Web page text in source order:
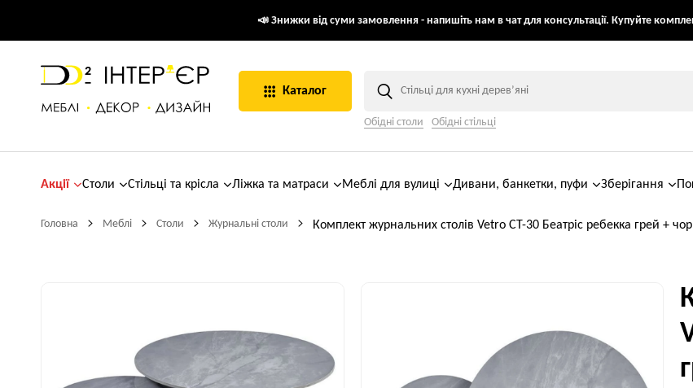
📣 Знижки від суми замовлення - напишіть нам в чат для консультації. Купуйте
Каталог
Обідні столи Обідні стільці
Акції Столи Стільці та крісла Ліжка та матраси Меблі для вулиці Дивани, банкетки, пуфи Зберігання
Головна Меблі Столи Журнальні столи Комплект журнальних столів Vetro CT-30 Беатріс ребекка грей +